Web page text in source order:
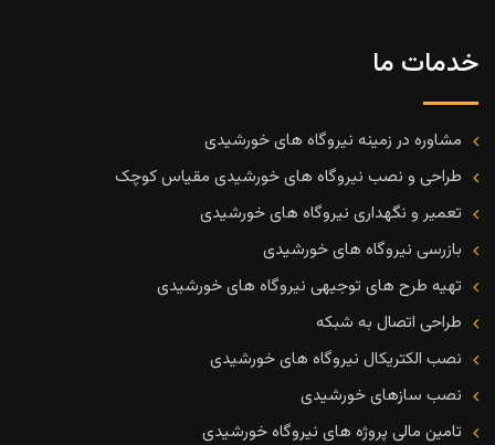
خدمات ما
مشاوره در زمینه نیروگاه های خورشیدی
طراحی و نصب نیروگاه های خورشیدی مقیاس کوچک
تعمیر و نگهداری نیروگاه های خورشیدی
بازرسی نیروگاه های خورشیدی
تهیه طرح های توجیهی نیروگاه های خورشیدی
طراحی اتصال به شبکه
نصب الکتریکال نیروگاه های خورشیدی
نصب سازهای خورشیدی
تامین مالی پروژه های نیروگاه خورشیدی